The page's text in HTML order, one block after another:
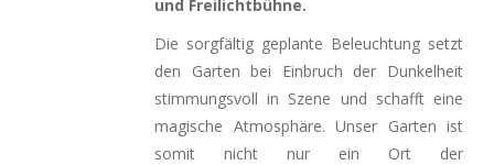
und Freilichtbühne.
Die sorgfältig geplante Beleuchtung setzt
den Garten bei Einbruch der Dunkelheit
stimmungsvoll in Szene und schafft eine
magische Atmosphäre. Unser Garten ist
somit nicht nur ein Ort der